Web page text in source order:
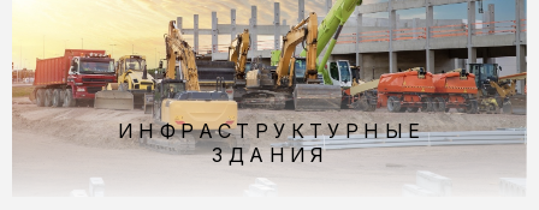
ИНФРА­СТРУКТУР­НЫЕ
ЗДАНИЯ